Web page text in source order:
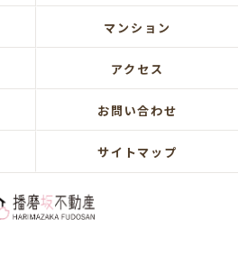
マンション
アクセス
お問い合わせ
サイトマップ